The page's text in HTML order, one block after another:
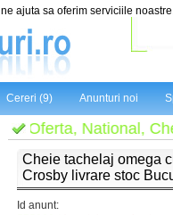
ne ajuta sa oferim serviciile
Cereri (9) Anunturi noi
Oferta, National,
Cheie tachelaj omega
Crosby livrare stoc
Id anunt: